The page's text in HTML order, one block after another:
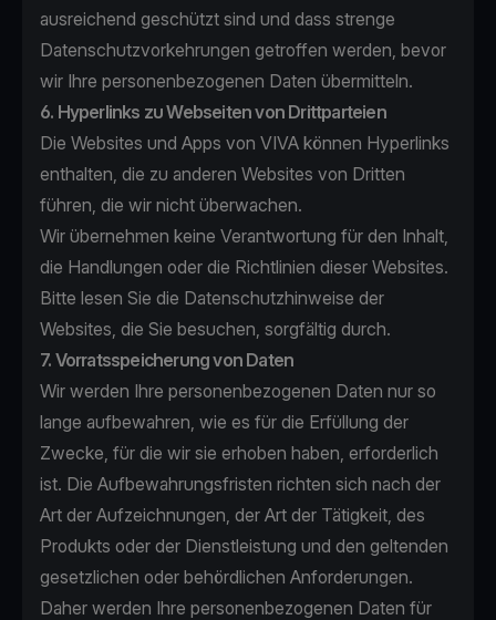
ausreichend geschützt sind und dass strenge
Datenschutzvorkehrungen getroffen werden, bevor
wir Ihre personenbezogenen Daten übermitteln.
6. Hyperlinks zu Webseiten von Drittparteien
Die Websites und Apps von VIVA können Hyperlinks
enthalten, die zu anderen Websites von Dritten
führen, die wir nicht überwachen.
Wir übernehmen keine Verantwortung für den Inhalt,
die Handlungen oder die Richtlinien dieser Websites.
Bitte lesen Sie die Datenschutzhinweise der
Websites, die Sie besuchen, sorgfältig durch.
7. Vorratsspeicherung von Daten
Wir werden Ihre personenbezogenen Daten nur so
lange aufbewahren, wie es für die Erfüllung der
Zwecke, für die wir sie erhoben haben, erforderlich
ist. Die Aufbewahrungsfristen richten sich nach der
Art der Aufzeichnungen, der Art der Tätigkeit, des
Produkts oder der Dienstleistung und den geltenden
gesetzlichen oder behördlichen Anforderungen.
Daher werden Ihre personenbezogenen Daten für